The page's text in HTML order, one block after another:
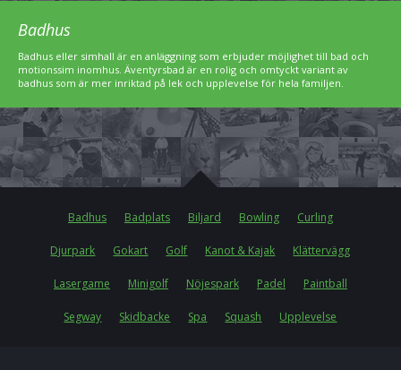
Badhus
Badhus eller simhall är en anläggning som erbjuder möjlighet till bad och
motionssim inomhus. Äventyrsbad är en rolig och omtyckt variant av
badhus som är mer inriktad på lek och upplevelse för hela familjen.
Badhus Badplats Biljard Bowling Curling
Djurpark Gokart Golf Kanot & Kajak Klättervägg
Lasergame Minigolf Nöjespark Padel Paintball
Segway Skidbacke Spa Squash Upplevelse